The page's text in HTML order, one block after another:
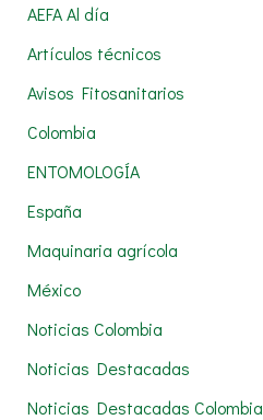
r
p
o
r
:
AEFA Al día
Artículos técnicos
Avisos Fitosanitarios
Colombia
ENTOMOLOGÍA
España
Maquinaria agrícola
México
Noticias Colombia
Noticias Destacadas
Noticias Destacadas Colombia